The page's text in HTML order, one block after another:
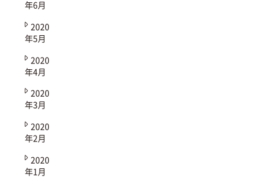
年6月
2020
年5月
2020
年4月
2020
年3月
2020
年2月
2020
年1月